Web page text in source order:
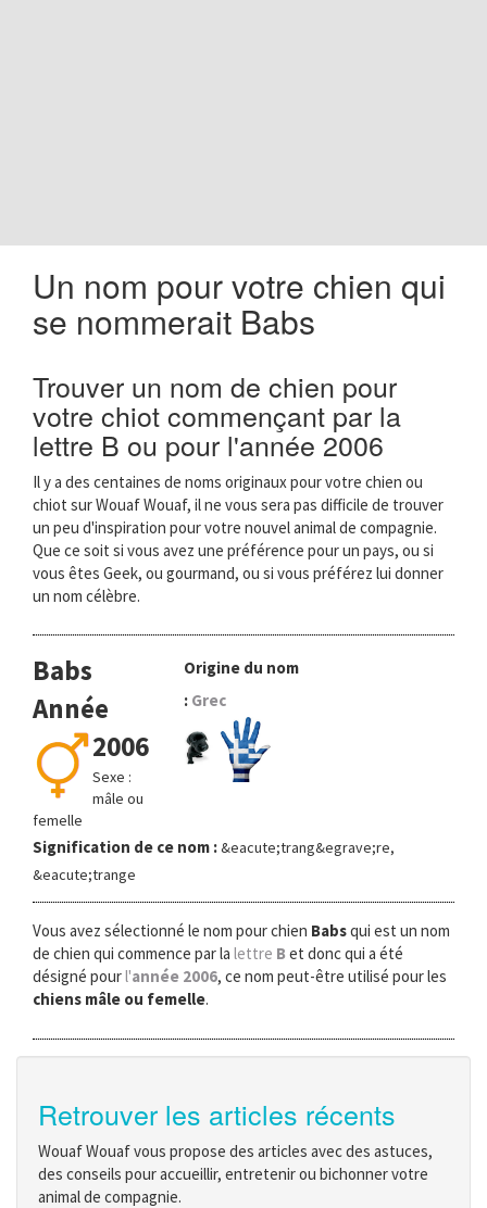
Un nom pour votre chien qui
se nommerait Babs
Trouver un nom de chien pour
votre chiot commençant par la
lettre B ou pour l'année 2006
Il y a des centaines de noms originaux pour votre chien ou
chiot sur Wouaf Wouaf, il ne vous sera pas difficile de trouver
un peu d'inspiration pour votre nouvel animal de compagnie.
Que ce soit si vous avez une préférence pour un pays, ou si
vous êtes Geek, ou gourmand, ou si vous préférez lui donner
un nom célèbre.
Babs
Année
2006
Sexe :
mâle ou
femelle
Origine du nom
: Grec
Signification de ce nom :&eacute;trang&egrave;re,
&eacute;trange
Vous avez sélectionné le nom pour chien Babsqui est un nom
de chien qui commence par la lettre B et donc qui a été
désigné pourl'année 2006, ce nom peut-être utilisé pour les
chiens mâle ou femelle.
Retrouver les articles récents
Wouaf Wouaf vous propose des articles avec des astuces,
des conseils pour accueillir, entretenir ou bichonner votre
animal de compagnie.